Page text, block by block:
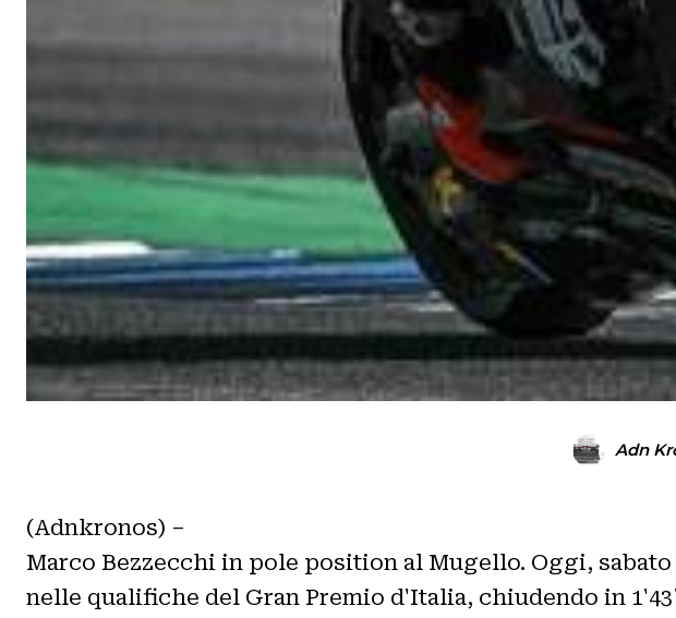
Adn
(Adnkronos) –
Marco Bezzecchi in pole position al Mugello. Oggi,
nelle qualifiche del Gran Premio d'Italia, chiudendo in